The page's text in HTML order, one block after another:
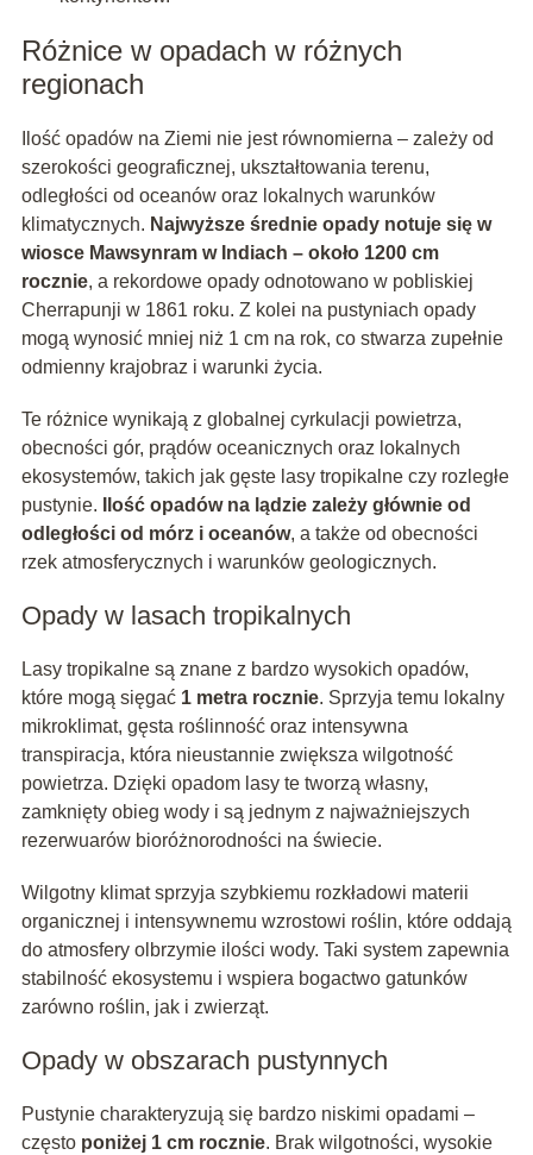
Różnice w opadach w różnych
regionach
Ilość opadów na Ziemi nie jest równomierna – zależy od
szerokości geograficznej, ukształtowania terenu,
odległości od oceanów oraz lokalnych warunków
klimatycznych. Najwyższe średnie opady notuje się w
wiosce Mawsynram w Indiach – około 1200 cm
rocznie, a rekordowe opady odnotowano w pobliskiej
Cherrapunji w 1861 roku. Z kolei na pustyniach opady
mogą wynosić mniej niż 1 cm na rok, co stwarza zupełnie
odmienny krajobraz i warunki życia.
Te różnice wynikają z globalnej cyrkulacji powietrza,
obecności gór, prądów oceanicznych oraz lokalnych
ekosystemów, takich jak gęste lasy tropikalne czy rozległe
pustynie.
Ilość opadów na lądzie zależy głównie od
odległości od mórz i oceanów, a także od obecności
rzek atmosferycznych i warunków geologicznych.
Opady w lasach tropikalnych
Lasy tropikalne są znane z bardzo wysokich opadów,
które mogą sięgać 1 metra rocznie. Sprzyja temu lokalny
mikroklimat, gęsta roślinność oraz intensywna
transpiracja, która nieustannie zwiększa wilgotność
powietrza. Dzięki opadom lasy te tworzą własny,
zamknięty obieg wody i są jednym z najważniejszych
rezerwuarów bioróżnorodności na świecie.
Wilgotny klimat sprzyja szybkiemu rozkładowi materii
organicznej i intensywnemu wzrostowi roślin, które oddają
do atmosfery olbrzymie ilości wody. Taki system zapewnia
stabilność ekosystemu i wspiera bogactwo gatunków
zarówno roślin, jak i zwierząt.
Opady w obszarach pustynnych
Pustynie charakteryzują się bardzo niskimi opadami –
często poniżej 1 cm rocznie. Brak wilgotności, wysokie